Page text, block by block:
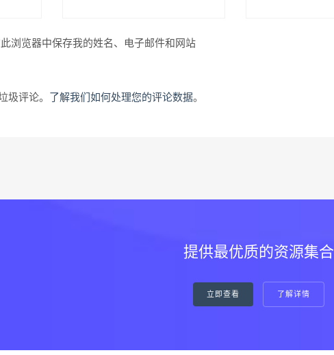
浏览器中保存我的姓名、电子邮件和网站
圾评论。 了解我们如何处理您的评论数据。
提供最优质的资源集合
立即查看 了解详情